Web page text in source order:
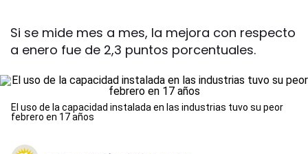
Si se mide mes a mes, la mejora con respecto
a enero fue de 2,3 puntos porcentuales.
El uso de la capacidad instalada en las industrias tuvo su peor
febrero en 17 años